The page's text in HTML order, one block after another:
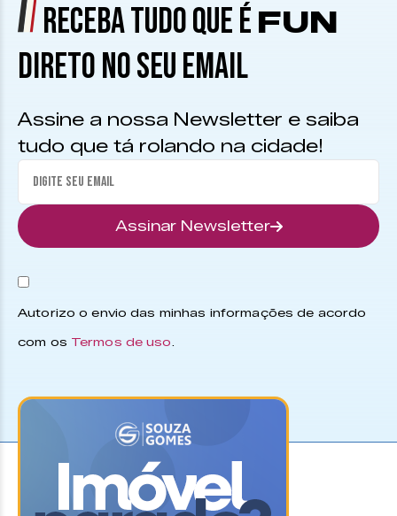
RECEBA TUDO QUE É FUN
DIRETO NO SEU EMAIL
Assine a nossa Newsletter e saiba
tudo que tá rolando na cidade!
Assinar Newsletter
Autorizo o envio das minhas informações de acordo
com os Termos de uso.